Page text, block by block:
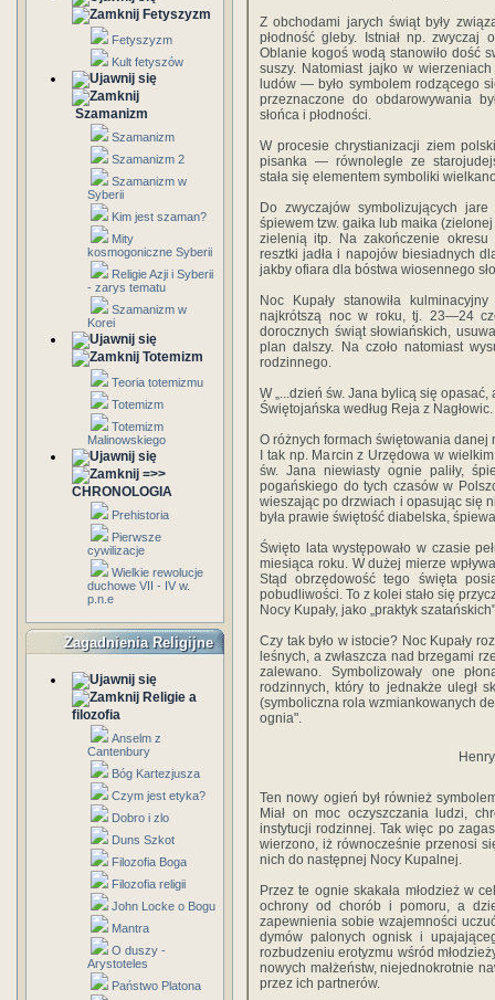
Fetyszyzm
Fetyszyzm
Kult fetyszów
Szamanizm
Szamanizm
Szamanizm 2
Szamanizm w
Syberii
Kim jest szaman?
Mity
kosmogoniczne Syberii
Religie Azji i Syberii
- zarys tematu
Szamanizm w
Korei
Totemizm
Teoria totemizmu
Totemizm
Totemizm
Malinowskiego
=>>
CHRONOLOGIA
Prehistoria
Pierwsze
cywilizacje
Wielkie rewolucje
duchowe VII - IV w.
p.n.e
Zagadnienia Religijne
Religie a
filozofia
Anselm z
Cantenbury
Bóg Kartezjusza
Czym jest etyka?
Dobro i zlo
Duns Szkot
Filozofia Boga
Filozofia religii
John Locke o Bogu
Mantra
O duszy -
Arystoteles
Państwo Platona
Z obchodami jarych świąt były
płodność gleby. Istniał np.
Oblanie ko­goś wodą stanowiło dość
suszy. Natomiast jajko w
ludów — było symbolem rodzącego
przeznaczone do obdarowywania
słońca i płodności.
W procesie chrystianizacji ziem
pisanka — równolegle ze
stała się elementem symboliki
Do zwyczajów symbolizujących
śpiewem tzw. gaika lub maika
zielenią itp. Na zakończenie okresu
resztki jadła i napojów bie­siadnych
jakby ofiara dla bóstwa wiosennego
Noc Kupały stanowiła
najkrótszą noc w roku, tj. 23—24
dorocznych świąt słowiań­skich,
plan dalszy. Na czoło natomiast
rodzinnego.
W „...dzień św. Jana bylicą się
Świętojańska według Reja z Nagłowic.
O róż­nych formach świętowania
I tak np. Mar­cin z Urzędowa w
św. Jana niewiasty ognie paliły,
pogańskiego do tych czasów w
wieszając po drzwiach i opasując się
była pra­wie świętość diabelska,
Święto lata występowało w czasie
miesiąca roku. W dużej mierze
Stąd obrzędowość tego święta
pobudliwości. To z kolei stało się
Nocy Kupały, jako „praktyk
Czy tak było w istocie? Noc Kupały
leśnych, a zwłaszcza nad brzegami
zalewano. Symbo­lizowały one
rodzinnych, który to jednakże uległ
(symboliczna rola wzmiankowanych
ognia".
Ten nowy ogień był również
Miał on moc oczyszczania ludzi,
instytucji rodzinnej. Tak więc po
wierzono, iż równocześnie przenosi
nich do następnej Nocy Kupalnej.
Przez te ognie skakała młodzież w
ochrony od chorób i pomoru, a
zapewnienia sobie wzajemności
dymów palonych ognisk i
rozbudzeniu eroty­zmu wśród
nowych małżeństw, niejed­nokrotnie
przez ich partnerów.